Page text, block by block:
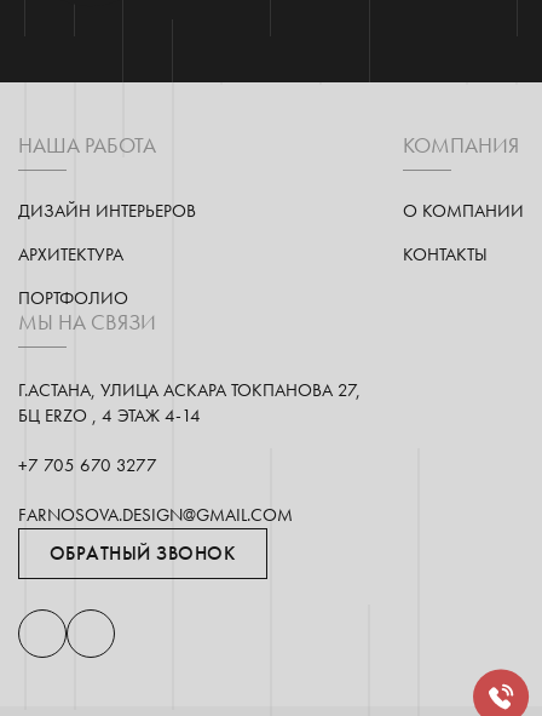
НАША РАБОТА
ДИЗАЙН ИНТЕРЬЕРОВ
АРХИТЕКТУРА
ПОРТФОЛИО
КОМПАНИЯ
О КОМПАНИИ
КОНТАКТЫ
МЫ НА СВЯЗИ
Г.АСТАНА, УЛИЦА АСКАРА ТОКПАНОВА 27,
БЦ ERZO , 4 ЭТАЖ 4-14
+7 705 670 3277
FARNOSOVA.DESIGN@GMAIL.COM
ОБРАТНЫЙ ЗВОНОК